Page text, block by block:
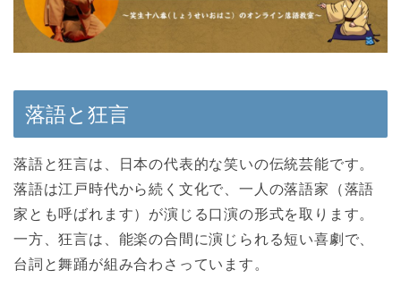
落語と狂言
落語と狂言は、日本の代表的な笑いの伝統芸能です。
落語は江戸時代から続く文化で、一人の落語家（落語
家とも呼ばれます）が演じる口演の形式を取ります。
一方、狂言は、能楽の合間に演じられる短い喜劇で、
台詞と舞踊が組み合わさっています。